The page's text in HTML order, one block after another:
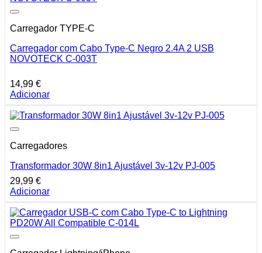
Carregador TYPE-C
Carregador com Cabo Type-C Negro 2.4A 2 USB
NOVOTECK C-003T
14,99 €
Adicionar
Carregadores
Transformador 30W 8in1 Ajustável 3v-12v PJ-005
29,99 €
Adicionar